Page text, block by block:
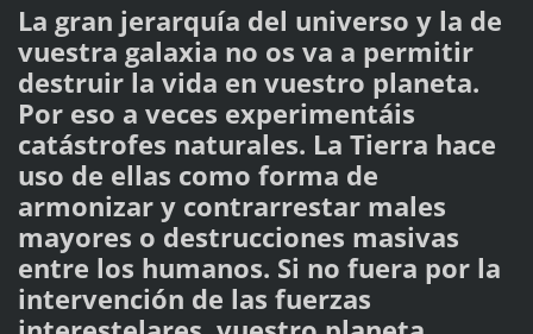
La gran jerarquía del universo y la de
vuestra galaxia no os va a permitir
destruir la vida en vuestro planeta.
Por eso a veces experimentáis
catástrofes naturales. La Tierra hace
uso de ellas como forma de
armonizar y contrarrestar males
mayores o destrucciones masivas
entre los humanos. Si no fuera por la
intervención de las fuerzas